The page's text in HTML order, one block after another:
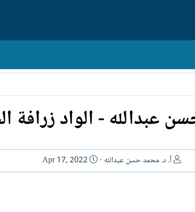
عبدالله - الواد زرافة
ا
ل
أ. د. محمد حسن عبدالله
ت
ا
Apr 17, 2022